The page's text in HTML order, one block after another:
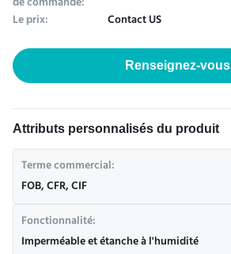
Le prix:
Contact US
Renseignez-vous
Attributs personnalisés du produit
Terme commercial:
FOB, CFR, CIF
Fonctionnalité:
Imperméable et étanche à l'humidité